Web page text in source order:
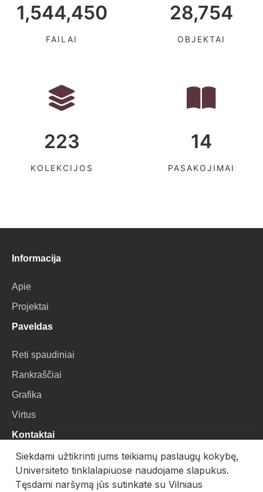
1,544,450
FAILAI
28,754
OBJEKTAI
223
KOLEKCIJOS
14
PASAKOJIMAI
Informacija
Apie
Projektai
Paveldas
Reti spaudiniai
Rankraščiai
Grafika
Virtus
Kontaktai
VU Biblioteka
Universiteto g. 3, LT-01122, Vilnius
Siekdami užtikrinti jums teikiamų paslaugų kokybę,
Universiteto tinklalapiuose naudojame slapukus.
Tęsdami naršymą jūs sutinkate su Vilniaus